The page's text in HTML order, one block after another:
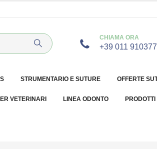
CHIAMA ORA
+39 011
STRUMENTARIO E SUTURE OFFERTE
VETERINARI LINEA ODONTO